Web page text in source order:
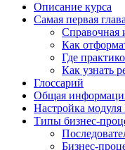
Описание курса
Самая первая глава
Справочная
Как
Где
Как узнать
Глоссарий
Общая
Настройка
Типы бизнес-
Бизнес-